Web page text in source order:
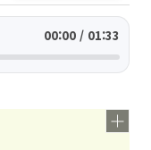
00:00 / 01:33